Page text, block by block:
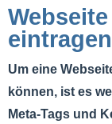
Um eine
können, ist es
Meta-Tags und